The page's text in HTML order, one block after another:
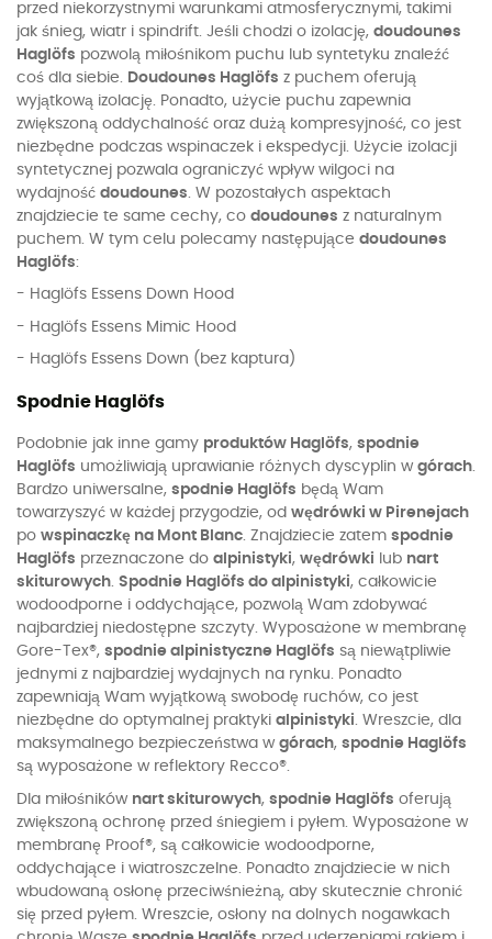
przed niekorzystnymi warunkami atmosferycznymi, takimi
jak śnieg, wiatr i spindrift. Jeśli chodzi o izolację, doudounes
Haglöfs pozwolą miłośnikom puchu lub syntetyku znaleźć
coś dla siebie. Doudounes Haglöfs z puchem oferują
wyjątkową izolację. Ponadto, użycie puchu zapewnia
zwiększoną oddychalność oraz dużą kompresyjność, co jest
niezbędne podczas wspinaczek i ekspedycji. Użycie izolacji
syntetycznej pozwala ograniczyć wpływ wilgoci na
wydajność doudounes. W pozostałych aspektach
znajdziecie te same cechy, co doudounes z naturalnym
puchem. W tym celu polecamy następujące doudounes
Haglöfs:
- Haglöfs Essens Down Hood
- Haglöfs Essens Mimic Hood
- Haglöfs Essens Down (bez kaptura)
Spodnie Haglöfs
Podobnie jak inne gamy produktów Haglöfs, spodnie
Haglöfs umożliwiają uprawianie różnych dyscyplin w górach.
Bardzo uniwersalne, spodnie Haglöfs będą Wam
towarzyszyć w każdej przygodzie, od wędrówki w Pirenejach
po wspinaczkę na Mont Blanc. Znajdziecie zatem spodnie
Haglöfs przeznaczone do alpinistyki, wędrówki lub nart
skiturowych. Spodnie Haglöfs do alpinistyki, całkowicie
wodoodporne i oddychające, pozwolą Wam zdobywać
najbardziej niedostępne szczyty. Wyposażone w membranę
Gore-Tex®, spodnie alpinistyczne Haglöfs są niewątpliwie
jednymi z najbardziej wydajnych na rynku. Ponadto
zapewniają Wam wyjątkową swobodę ruchów, co jest
niezbędne do optymalnej praktyki alpinistyki. Wreszcie, dla
maksymalnego bezpieczeństwa w górach, spodnie Haglöfs
są wyposażone w reflektory Recco®.
Dla miłośników nart skiturowych, spodnie Haglöfs oferują
zwiększoną ochronę przed śniegiem i pyłem. Wyposażone w
membranę Proof®, są całkowicie wodoodporne,
oddychające i wiatroszczelne. Ponadto znajdziecie w nich
wbudowaną osłonę przeciwśnieżną, aby skutecznie chronić
się przed pyłem. Wreszcie, osłony na dolnych nogawkach